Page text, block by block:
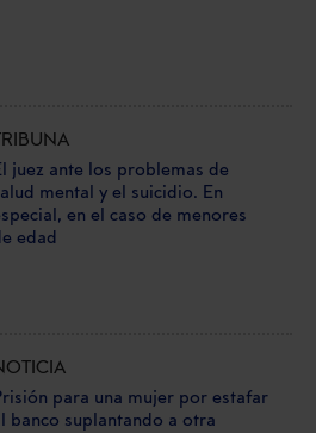
juez ante los problemas de
mental y el suicidio. En
en el caso de menores
edad
para una mujer por estafar
banco suplantando a otra